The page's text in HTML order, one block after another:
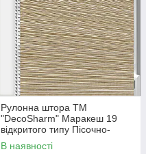
Рулонна штора ТМ
"DecoSharm" Маракеш 19
відкритого типу Пісочно-
коричневий
В наявності